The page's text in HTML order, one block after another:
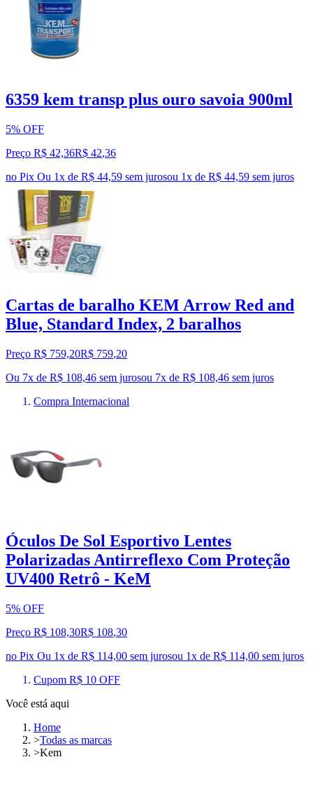
6359 kem transp plus ouro savoia 900ml
5% OFF
Preço R$ 42,36R$ 42,36
no Pix Ou 1x de R$ 44,59 sem jurosou 1x de R$ 44,59 sem juros
Cartas de baralho KEM Arrow Red and
Blue, Standard Index, 2 baralhos
Preço R$ 759,20R$ 759,20
Ou 7x de R$ 108,46 sem jurosou 7x de R$ 108,46 sem juros
Compra Internacional
Óculos De Sol Esportivo Lentes
Polarizadas Antirreflexo Com Proteção
UV400 Retrô - KeM
5% OFF
Preço R$ 108,30R$ 108,30
no Pix Ou 1x de R$ 114,00 sem jurosou 1x de R$ 114,00 sem juros
Cupom R$ 10 OFF
Você está aqui
Home
>Todas as marcas
>Kem